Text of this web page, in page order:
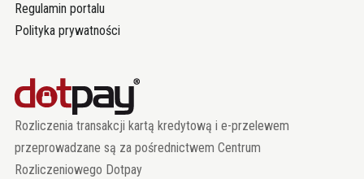
Regulamin portalu
Polityka prywatności
Rozliczenia transakcji kartą kredytową i e-przelewem
przeprowadzane są za pośrednictwem Centrum
Rozliczeniowego Dotpay